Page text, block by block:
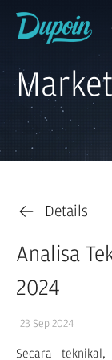
Details
Analisa
2024
23 Sep 2024
Secara